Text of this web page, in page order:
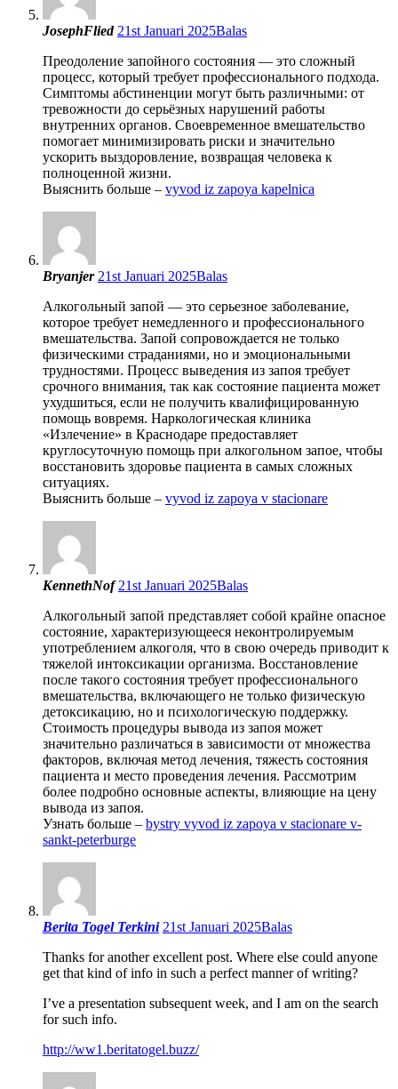
JosephFlied 21st Januari 2025Balas
Преодоление запойного состояния — это сложный
процесс, который требует профессионального подхода.
Симптомы абстиненции могут быть различными: от
тревожности до серьёзных нарушений работы
внутренних органов. Своевременное вмешательство
помогает минимизировать риски и значительно
ускорить выздоровление, возвращая человека к
полноценной жизни.
Выяснить больше – vyvod iz zapoya kapelnica
Bryanjer 21st Januari 2025Balas
Алкогольный запой — это серьезное заболевание,
которое требует немедленного и профессионального
вмешательства. Запой сопровождается не только
физическими страданиями, но и эмоциональными
трудностями. Процесс выведения из запоя требует
срочного внимания, так как состояние пациента может
ухудшиться, если не получить квалифицированную
помощь вовремя. Наркологическая клиника
«Излечение» в Краснодаре предоставляет
круглосуточную помощь при алкогольном запое, чтобы
восстановить здоровье пациента в самых сложных
ситуациях.
Выяснить больше – vyvod iz zapoya v stacionare
KennethNof 21st Januari 2025Balas
Алкогольный запой представляет собой крайне опасное
состояние, характеризующееся неконтролируемым
употреблением алкоголя, что в свою очередь приводит к
тяжелой интоксикации организма. Восстановление
после такого состояния требует профессионального
вмешательства, включающего не только физическую
детоксикацию, но и психологическую поддержку.
Стоимость процедуры вывода из запоя может
значительно различаться в зависимости от множества
факторов, включая метод лечения, тяжесть состояния
пациента и место проведения лечения. Рассмотрим
более подробно основные аспекты, влияющие на цену
вывода из запоя.
Узнать больше – bystry vyvod iz zapoya v stacionare v-
sankt-peterburge
Berita Togel Terkini 21st Januari 2025Balas
Thanks for another excellent post. Where else could anyone
get that kind of info in such a perfect manner of writing?
I’ve a presentation subsequent week, and I am on the search
for such info.
http://ww1.beritatogel.buzz/